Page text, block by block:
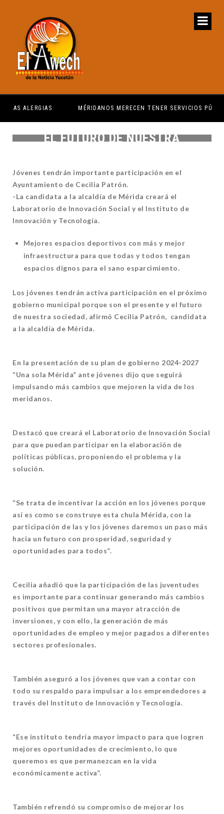
MÉRIDANOS MERECEN TENER SERVICIOS PÚBLICOS
LOS JÓVENES SON EL PRESENTE Y
EL FUTURO DE NUESTRA
Jóvenes tendrán importante participación en el
Ayuntamiento de Cecilia Patrón.
-La candidata a la alcaldía de Mérida creará el
Laboratorio de Innovación Social y el Instituto de
Innovación y Tecnología.
Mejores espacios deportivos con más y mejor
infraestructura para que todas y todos tengan
espacios dignos para el sano esparcimiento.
Los jóvenes tendrán activa participación en el próximo
gobierno municipal porque son el presente y el futuro
de nuestra sociedad, afirmó Cecilia Patrón, candidata
a la alcaldía de Mérida.
En la presentación de su plan de gobierno 2024-2027
“Una sola Mérida” ante jóvenes dijo que seguirá
impulsando más cambios que mejoren la vida de los
meridanos.
Destacó que creará el Laboratorio de Innovación Social
para que puedan participar en la elaboración de
políticas públicas, proponiendo el problema y la
solución.
“Se trata de incentivar la acción en los jóvenes porque
así es como se construye esta chula Mérida, con la
participación de las y los jóvenes daremos un paso más
hacia un futuro con prosperidad, seguridad y
oportunidades para todos”.
Cecilia añadió que la participación de las juventudes
es importante para continuar generando más cambios
positivos que permitan una mayor atracción de
inversiones, y con ello, la generación de más
oportunidades de empleo y mejor pagados a diferentes
sectores profesionales.
También aseguró a los jóvenes que van a contar con
todo su respaldo para impulsar a los emprendedores a
través del Instituto de Innovación y Tecnología.
“Ese instituto tendría mayor impacto para que logren
mejores oportunidades de crecimiento, lo que
queremos es que permanezcan en la vida
económicamente activa”.
También refrendó su compromiso de mejorar los